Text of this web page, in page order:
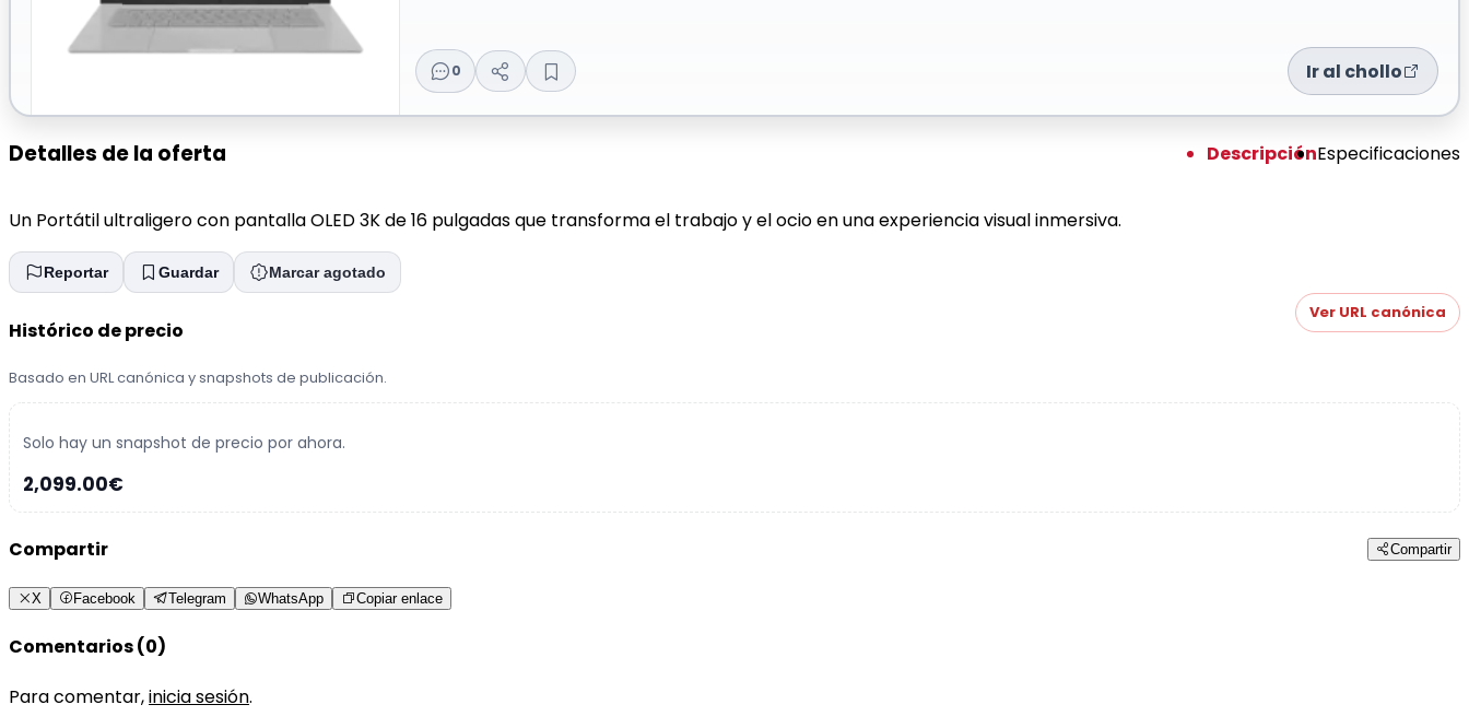
0 Ir al chollo
Detalles de la oferta DescripciónEspecificaciones
Un Portátil ultraligero con pantalla OLED 3K de 16 pulgadas que transforma el trabajo y el ocio en una experiencia visual inmersiva.
Reportar Guardar Marcar agotado
Histórico de precio
Basado en URL canónica y snapshots de publicación.
Ver URL canónica
Solo hay un snapshot de precio por ahora.
2,099.00€
Compartir Compartir
X Facebook Telegram WhatsApp Copiar enlace
Comentarios (0)
Para comentar,inicia sesión.